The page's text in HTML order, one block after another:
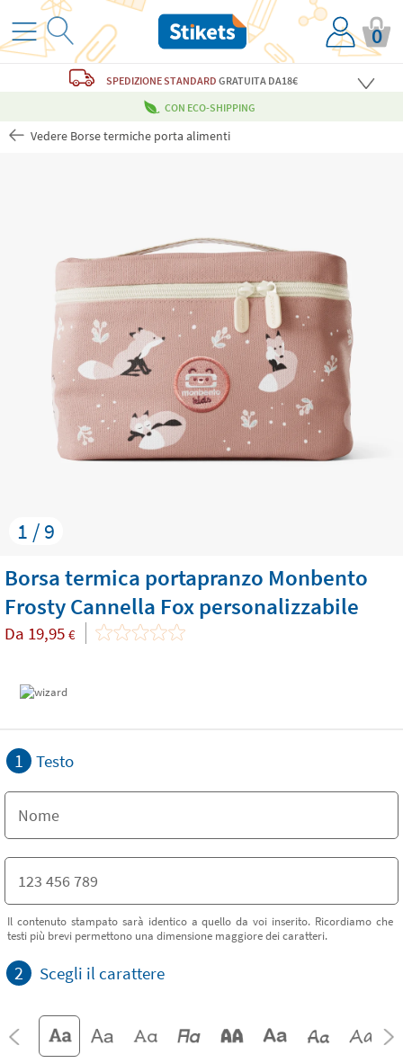
0
SPEDIZIONE STANDARD GRATUITADA18€
CON ECO-SHIPPING
Vedere Borse termiche porta alimenti
1 / 9
Borsa termica portapranzo Monbento
Frosty Cannella Fox personalizzabile
Da 19,95 €
1 Testo
Il contenuto stampato sarà identico a quello da voi inserito. Ricordiamo che
testi più brevi permettono una dimensione maggiore dei caratteri.
2 Scegli il carattere